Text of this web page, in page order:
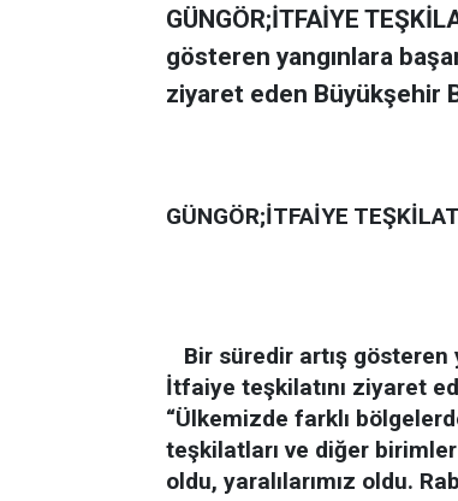
GÜNGÖR;İTFAİYE
gösteren yangınlara
ziyaret eden Büyükşehir
GÜNGÖR;İTFAİYE
Bir süredir artış gösteren
İtfaiye teşkilatını ziyaret
“Ülkemizde farklı
teşkilatları ve diğer
oldu, yaralılarımız oldu.